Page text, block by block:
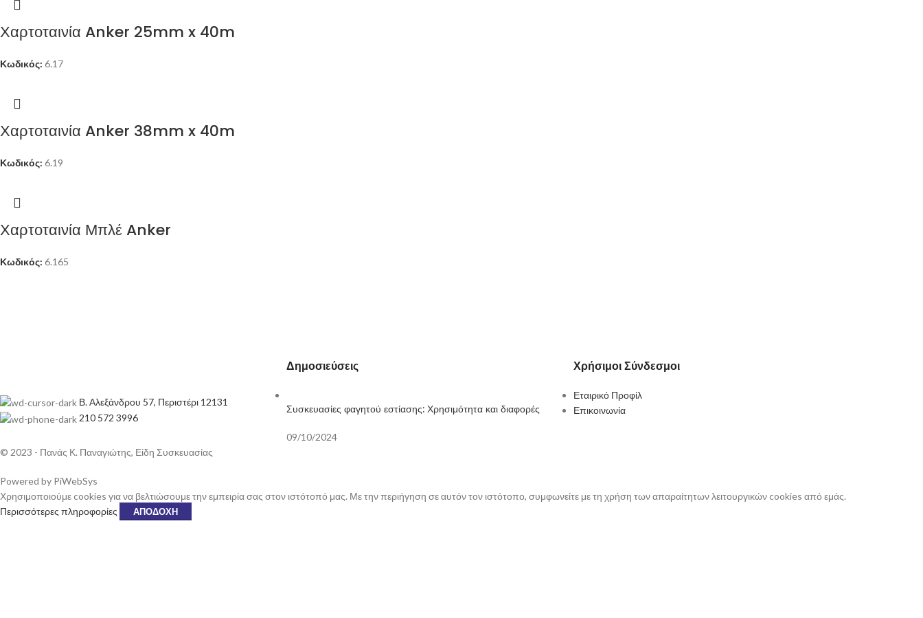
Χαρτοταινία Anker 25mm x 40m
Κωδικός: 6.17
Χαρτοταινία Anker 38mm x 40m
Κωδικός: 6.19
Χαρτοταινία Μπλέ Anker
Κωδικός: 6.165
Β. Αλεξάνδρου 57, Περιστέρι 12131
210 572 3996
Δημοσιεύσεις
Συσκευασίες φαγητού εστίασης: Χρησιμότητα και διαφορές
09/10/2024
Χρήσιμοι Σύνδεσμοι
Εταιρικό Προφίλ
Επικοινωνία
© 2023 - Πανάς Κ. Παναγιώτης, Είδη Συσκευασίας
Powered by PiWebSys
Χρησιμοποιούμε cookies για να βελτιώσουμε την εμπειρία σας στον ιστότοπό μας. Με την περιήγηση σε αυτόν τον ιστότοπο, συμφωνείτε με τη χρήση των απαραίτητων λειτουργικών cookies από εμάς.
Περισσότερες πληροφορίες
ΑΠΟΔΟΧΉ